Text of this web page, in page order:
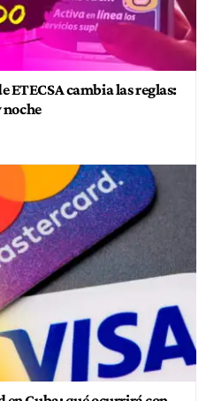
ETECSA cambia las reglas: